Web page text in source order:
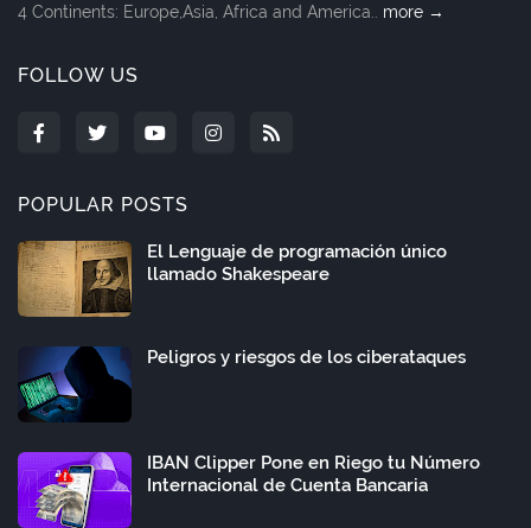
4 Continents: Europe,Asia, Africa and America.. more →
FOLLOW US
POPULAR POSTS
El Lenguaje de programación único
llamado Shakespeare
Peligros y riesgos de los ciberataques
IBAN Clipper Pone en Riego tu Número
Internacional de Cuenta Bancaria